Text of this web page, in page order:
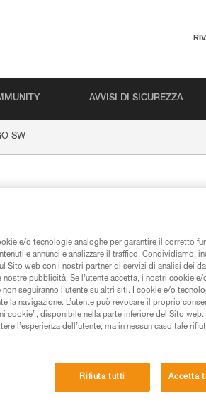
AVVISI DI SICUREZZA
SW
e/o tecnologie analoghe per garantire il corretto
e annunci e analizzare il traffico. Condividiamo,
Sito web con i nostri partner di servizi di analisi dei
nostre pubblicità. Se l’utente accetta, i nostri cookie
seguiranno l’utente su altri siti. I cookie e/o
la navigazione. L’utente può revocare il proprio
cookie”, disponibile nella parte inferiore del Sito
l’esperienza dell’utente, ma in nessun caso tale
Rifiuta tutti Accetta